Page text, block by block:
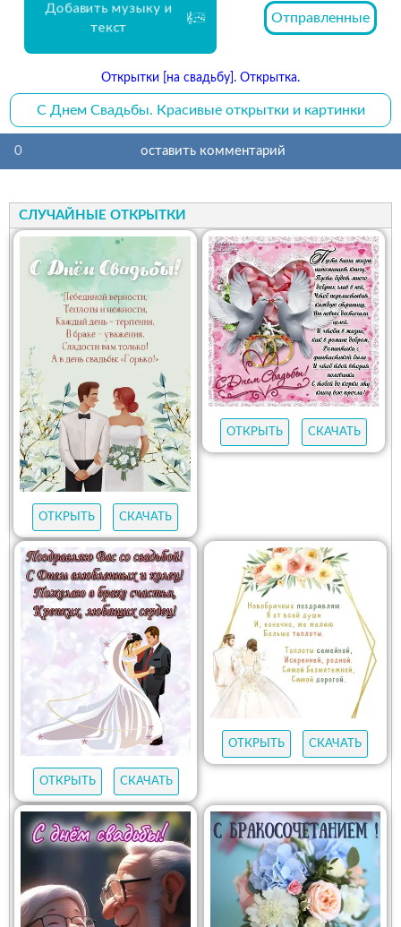
Добавить музыку и
текст
Отправленные
Открытки [на свадьбу]. Открытка.
С Днем Свадьбы. Красивые открытки и картинки
0 оставить комментарий
СЛУЧАЙНЫЕ ОТКРЫТКИ
ОТКРЫТЬ СКАЧАТЬ
ОТКРЫТЬ СКАЧАТЬ
ОТКРЫТЬ СКАЧАТЬ
ОТКРЫТЬ СКАЧАТЬ